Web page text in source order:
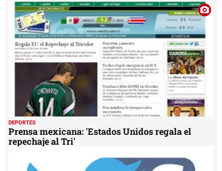
seconds
DEPORTES
Prensa mexicana: 'Estados Unidos regala el
repechaje al Tri'